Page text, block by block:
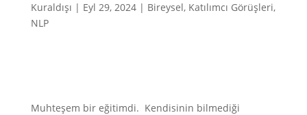
Kuraldışı | Eyl 29, 2024 | Bireysel, Katılımcı Görüşleri,
NLP
Muhteşem bir eğitimdi. Kendisinin bilmediği